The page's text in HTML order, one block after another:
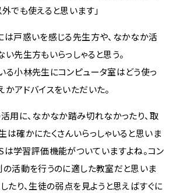
でも使えると思います」
は戸惑いを感じる先生方や、なかなか活
先生方もいらっしゃると思う。
る小林先生にコンピュータ室はどう使っ
アドバイスをいただいた。
用に、なかなか踏み切れなかったり、取
は確かにたくさんいらっしゃいると思いま
は学習評価機能がついていますよね。コン
の活動を行うのに適した教室だと思いま
たり、生徒の弱点を見ようと思えばすぐに